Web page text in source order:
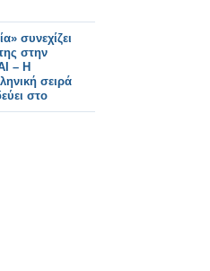
συνεχίζει
στην
– Η
σειρά
στο